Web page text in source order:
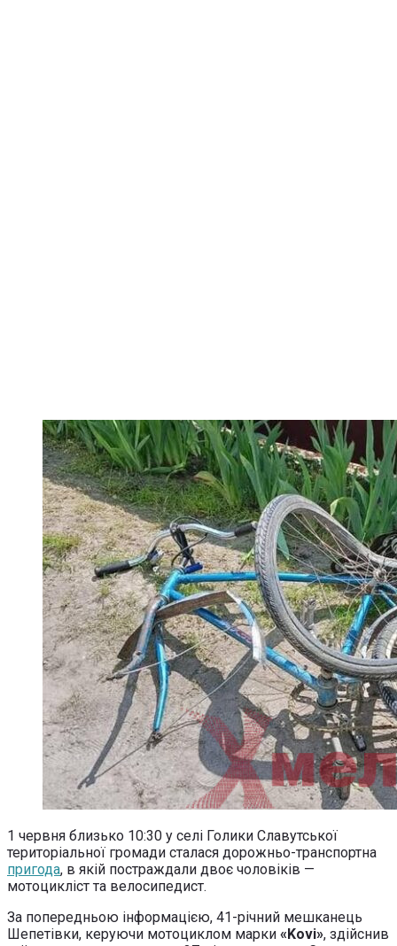
1 червня близько 10:30 у селі Голики Славутської
територіальної громади сталася дорожньо-транспортна
пригода, в якій постраждали двоє чоловіків —
мотоцикліст та велосипедист.
За попередньою інформацією, 41-річний мешканець
Шепетівки, керуючи мотоциклом марки «Kovi», здійснив